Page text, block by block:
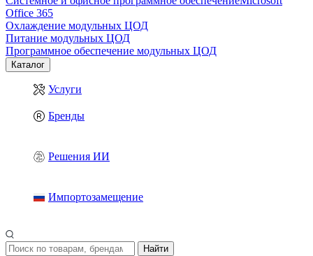
Office 365
Охлаждение модульных ЦОД
Питание модульных ЦОД
Программное обеспечение модульных ЦОД
Каталог
Услуги
Бренды
Решения ИИ
Импортозамещение
Найти